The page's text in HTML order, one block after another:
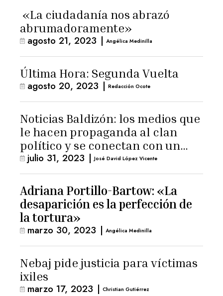
«La ciudadanía nos abrazó
abrumadoramente»
agosto 21, 2023 | Angélica Medinilla
Última Hora: Segunda Vuelta
agosto 20, 2023 | Redacción Ocote
Noticias Baldizón: los medios que
le hacen propaganda al clan
político y se conectan con un
hombre de confianza de
Giammattei
julio 31, 2023 | José David López Vicente
Adriana Portillo-Bartow: «La
desaparición es la perfección de
la tortura»
marzo 30, 2023 | Angélica Medinilla
Nebaj pide justicia para víctimas
ixiles
marzo 17, 2023 | Christian Gutiérrez